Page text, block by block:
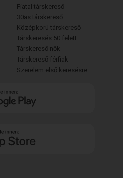
Fiatal társkereső
30as társkereső
Középkorú társkereső
Társkeresés 50 felett
Társkereső nők
Társkereső férfiak
Szerelem első keresésre